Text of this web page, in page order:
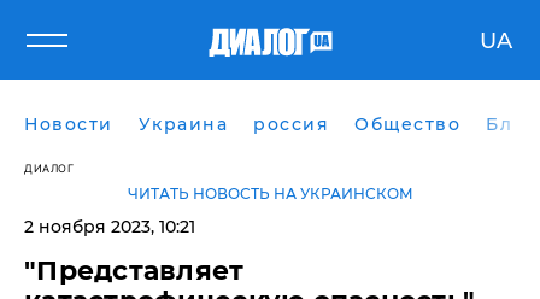
UA
Новости Украина россия Общество
ДИАЛОГ
ЧИТАТЬ НОВОСТЬ НА УКРАИНСКОМ
2 ноября 2023, 10:21
"Представляет